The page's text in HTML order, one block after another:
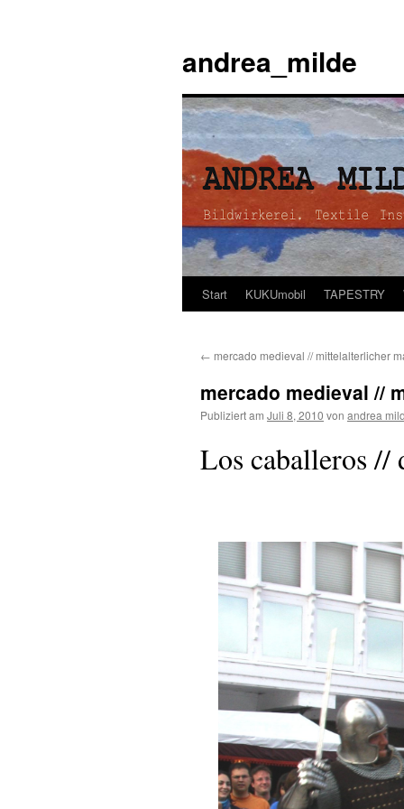
andrea_milde
Zum
springen
Start KUKUmobil TAPESTRY
← mercado medieval // mittelalterlicher
mercado medieval //
Publiziert am Juli 8, 2010 von andrea
Los caballeros //